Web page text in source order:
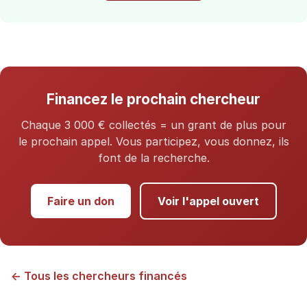
Financez le prochain chercheur
Chaque 3 000 € collectés = un grant de plus pour
le prochain appel. Vous participez, vous donnez, ils
font de la recherche.
Faire un don Voir l'appel ouvert
← Tous les chercheurs financés